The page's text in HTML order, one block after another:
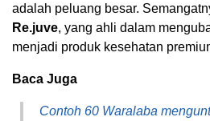
adalah peluang besar.
Re.juve, yang ahli dalam
menjadi produk kesehatan
Baca Juga
Contoh 60 Waralaba